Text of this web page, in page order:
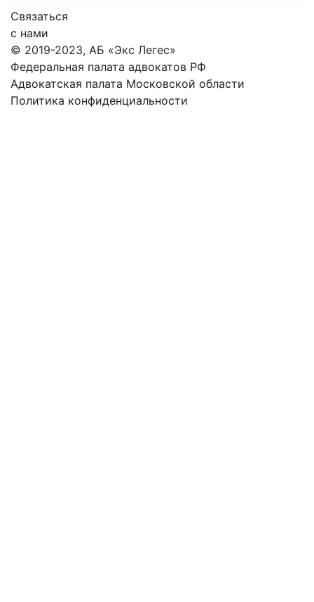
Связаться
с нами
© 2019-2023, АБ «Экс Легес»
Федеральная палата адвокатов РФ
Адвокатская палата Московской области
Политика конфиденциальности